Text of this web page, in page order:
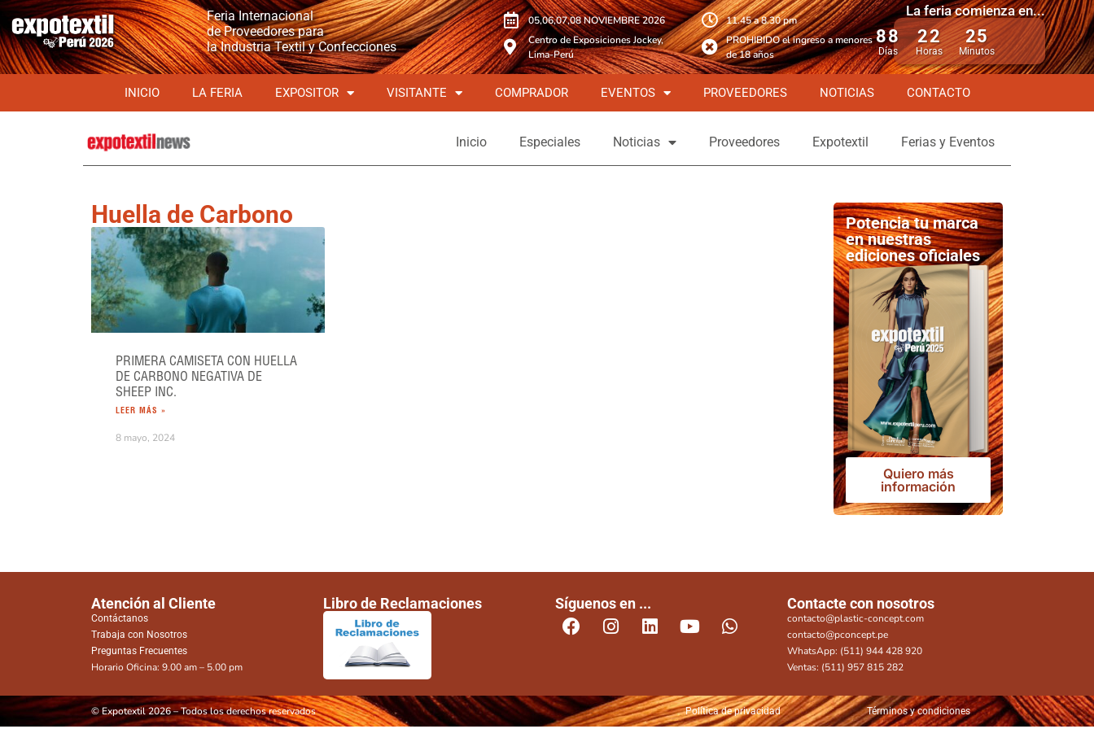
Feria Internacional
de Proveedores para
la Industria Textil y Confecciones
05,06,07,08 NOVIEMBRE 2026
Centro de Exposiciones Jockey,
Lima-Perú
11.45 a 8.30 pm
PROHIBIDO el ingreso a menores
de 18 años
La feria comienza en...
88
Días
22
Horas
25
Minutos
INICIO LA FERIA EXPOSITOR VISITANTE COMPRADOR EVENTOS PROVEEDORES NOTICIAS CONTACTO
Inicio Especiales Noticias Proveedores Expotextil Ferias y Eventos
Huella de Carbono
PRIMERA CAMISETA CON HUELLA
DE CARBONO NEGATIVA DE
SHEEP INC.
LEER MÁS »
8 mayo, 2024
Potencia tu marca
en nuestras
ediciones oficiales
Quiero más
información
Atención al Cliente
Contáctanos
Trabaja con Nosotros
Preguntas Frecuentes
Horario Oficina: 9.00 am – 5.00 pm
Libro de Reclamaciones Síguenos en ... Contacte con nosotros
contacto@plastic-concept.com
contacto@pconcept.pe
WhatsApp: (511) 944 428 920
Ventas: (511) 957 815 282
© Expotextil 2026 – Todos los derechos reservados Política de privacidad Términos y condiciones